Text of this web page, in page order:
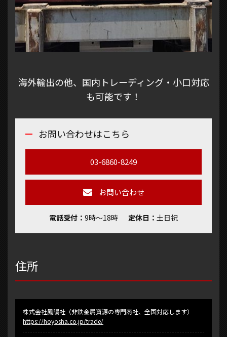
海外輸出の他、国内トレーディング・小口対応
も可能です！
お問い合わせはこちら
03-6860-8249
お問い合わせ
電話受付 9時～18時 定休日 土日祝
住所
株式会社鳳陽社（非鉄金属資源の専門商社、全国対応します）
https://hoyosha.co.jp/trade/